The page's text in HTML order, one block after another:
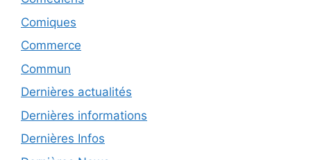
Comiques
Commerce
Commun
Dernières actualités
Dernières informations
Dernières Infos